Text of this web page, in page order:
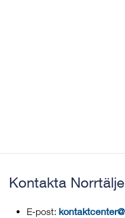
Kontakta
E-post: